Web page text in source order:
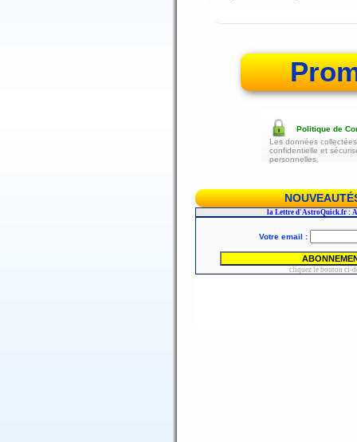
Politique de
Les données
confidentielle et
personnelles.